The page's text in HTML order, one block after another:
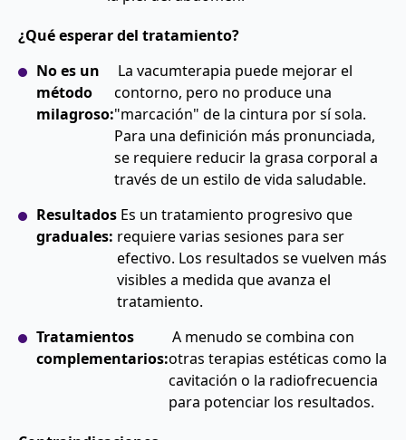
¿Qué esperar del tratamiento?
No es un
método
milagroso:
La vacumterapia puede mejorar el
contorno, pero no produce una
"marcación" de la cintura por sí sola.
Para una definición más pronunciada,
se requiere reducir la grasa corporal a
través de un estilo de vida saludable.
Resultados
graduales:
Es un tratamiento progresivo que
requiere varias sesiones para ser
efectivo. Los resultados se vuelven más
visibles a medida que avanza el
tratamiento.
Tratamientos
complementarios:
A menudo se combina con
otras terapias estéticas como la
cavitación o la radiofrecuencia
para potenciar los resultados.